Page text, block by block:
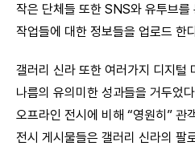
작은 단체들 또한 SNS와 유투브를
작업들에 대한 정보들을 업로드 한
갤러리 신라 또한 여러가지 디지털
나름의 유의미한 성과들을 거두었
오프라인 전시에 비해 “영원히” 관
전시 게시물들은 갤러리 신라의 팔